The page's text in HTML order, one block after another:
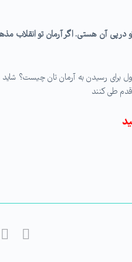
در پی آن هستی. اگر آرمان تو انقلاب
برای رسیدن به آرمان تان چیست؟ شاید
طی کنند